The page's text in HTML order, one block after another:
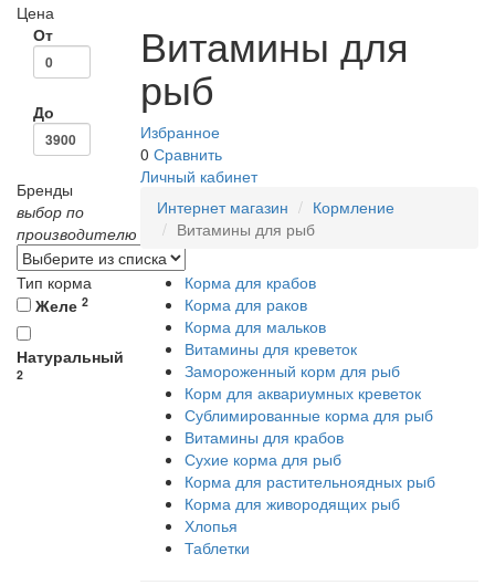
Цена
От
До
Бренды
выбор по
производителю
Тип корма
Желе 2
Натуральный
2
Витамины для
рыб
Избранное
0 Сравнить
Личный кабинет
Интернет магазин
Кормление
Витамины для рыб
Корма для крабов
Корма для раков
Корма для мальков
Витамины для креветок
Замороженный корм для рыб
Корм для аквариумных креветок
Сублимированные корма для рыб
Витамины для крабов
Сухие корма для рыб
Корма для растительноядных рыб
Корма для живородящих рыб
Хлопья
Таблетки